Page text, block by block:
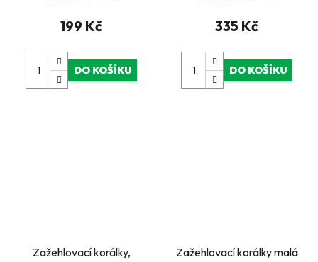
199 Kč
DO KOŠÍKU
335 Kč
DO KOŠÍKU
Zažehlovací korálky,
Zažehlovací korálky malá